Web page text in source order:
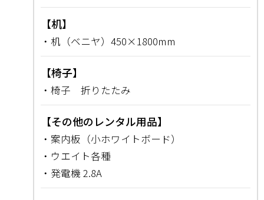
【机】
・机（ベニヤ）450×1800mm
【椅子】
・椅子 折りたたみ
【その他のレンタル用品】
・案内板（小ホワイトボード）
・ウエイト各種
・発電機 2.8A